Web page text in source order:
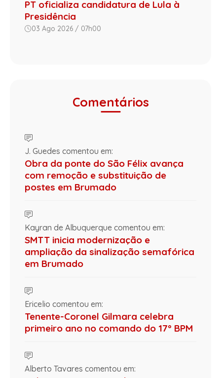
PT oficializa candidatura de Lula à
Presidência
03 Ago 2026 / 07h00
Comentários
J. Guedes comentou em:
Obra da ponte do São Félix avança
com remoção e substituição de
postes em Brumado
Kayran de Albuquerque comentou em:
SMTT inicia modernização e
ampliação da sinalização semafórica
em Brumado
Ericelio comentou em:
Tenente-Coronel Gilmara celebra
primeiro ano no comando do 17º BPM
Alberto Tavares comentou em: